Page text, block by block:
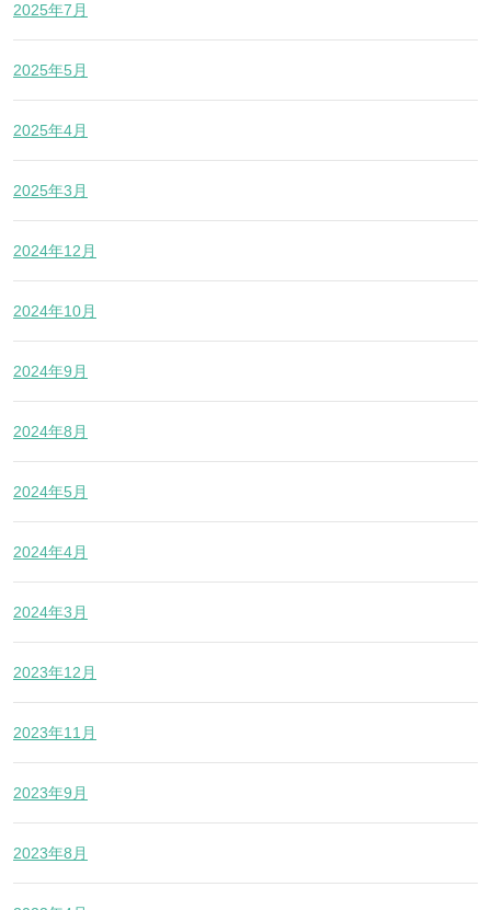
2025年7月
2025年5月
2025年4月
2025年3月
2024年12月
2024年10月
2024年9月
2024年8月
2024年5月
2024年4月
2024年3月
2023年12月
2023年11月
2023年9月
2023年8月